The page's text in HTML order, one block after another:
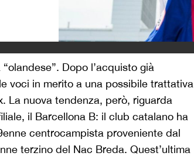
Dopo l’acquisto già
voci in merito a una possibile trattativa
La nuova tendenza, però, riguarda
il Barcellona B: il club catalano ha
centrocampista proveniente dal
terzino del Nac Breda. Quest’ultima